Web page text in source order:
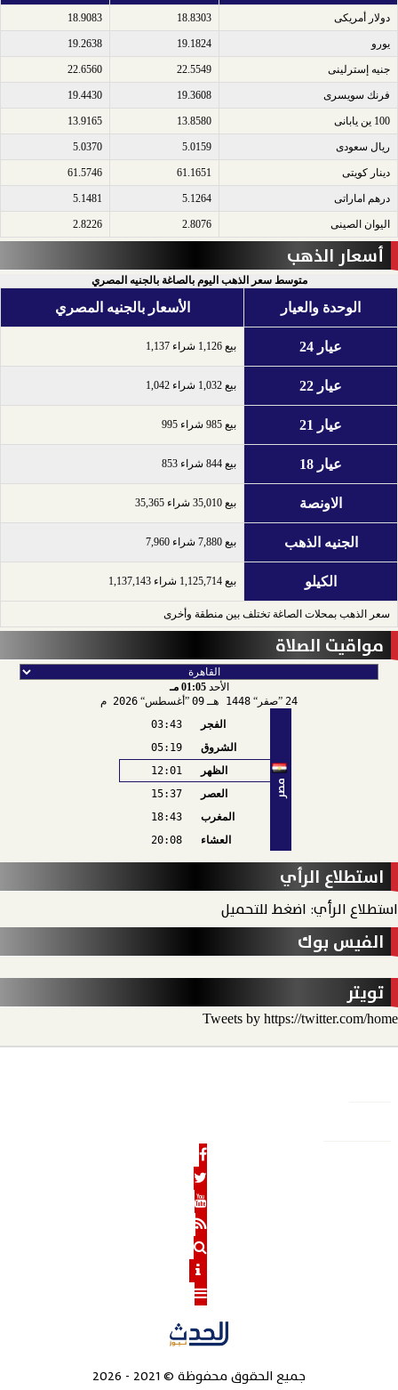
دولار أمريكى​ 18.8303
18.9083
يورو​ 19.1824
19.2638
جنيه إسترلينى​ 22.5549
22.6560
فرنك سويسرى​ 19.3608
19.4430
100 ين يابانى​ 13.8580
13.9165
ريال سعودى​ 5.0159
5.0370
دينار كويتى​ 61.1651
61.5746
درهم اماراتى​ 5.1264
5.1481
اليوان الصينى​ 2.8076
2.8226
أسعار الذهب
متوسط سعر الذهب اليوم بالصاغة بالجنيه المصري
الوحدة والعيار الأسعار بالجنيه المصري
عيار 24 بيع 1,126 شراء 1,137
عيار 22 بيع 1,032 شراء 1,042
عيار 21 بيع 985 شراء 995
عيار 18 بيع 844 شراء 853
الاونصة بيع 35,010 شراء 35,365
الجنيه الذهب بيع 7,880 شراء 7,960
الكيلو بيع 1,125,714 شراء 1,137,143
سعر الذهب بمحلات الصاغة تختلف بين منطقة وأخرى
مواقيت الصلاة
الأحد01:05 مـ
24
صفر 1448 هـ 09 أغسطس 2026 م
مصر
الفجر
03:43
الشروق
05:19
الظهر
12:01
العصر
15:37
المغرب
18:43
العشاء
20:08
استطلاع الرأي
استطلاع الرأي: اضغط للتحميل
الفيس بوك
تويتر
Tweets by https://twitter.com/home
جميع الحقوق محفوظة ©